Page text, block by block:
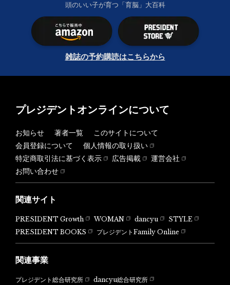
頭のいい子が育つ「育脳」大百科
雑誌の予約購読はこちらから
プレジデントオンラインについて
お知らせ 著者一覧
このサイトについて
会員登録について
個人情報の取り扱い
特定商取引法に基づく表示
広告掲載
運営会社
お問い合わせ
関連サイト
PRESIDENT Growth WOMAN dancyu
STYLE
PRESIDENT BOOKS
プレジデントFamily Online
関連事業
プレジデント総合研究所 dancyu総合研究所